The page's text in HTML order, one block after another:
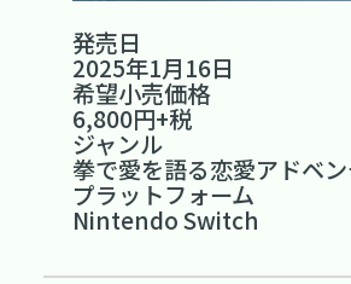
発売日
2025年1月16日
希望小売価格
6,800円+税
ジャンル
拳で愛を語る恋愛アドベ
プラットフォーム
Nintendo Switch